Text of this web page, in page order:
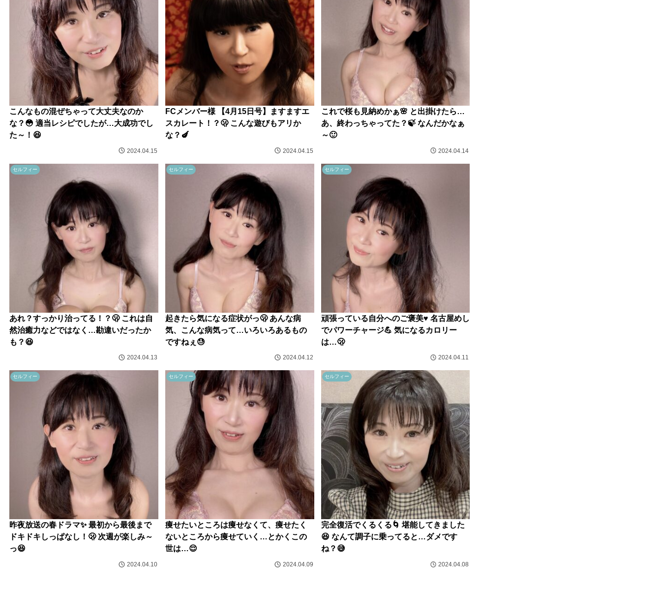
こんなもの混ぜちゃって大丈夫なのか
な？😳 適当レシピでしたが…大成功でし
た～！😆
2024.04.15
FCメンバー様 【4月15日号】ますますエ
スカレート！？🫢 こんな遊びもアリか
な？🍆
2024.04.15
これで桜も見納めかぁ🌸 と出掛けたら…
あ、終わっちゃってた？🍃 なんだかなぁ
～🙂
2024.04.14
セルフィー
あれ？すっかり治ってる！？🫢 これは自
然治癒力などではなく…勘違いだったか
も？😆
2024.04.13
セルフィー
起きたら気になる症状がっ🫢 あんな病
気、こんな病気って…いろいろあるもの
ですねぇ😓
2024.04.12
セルフィー
頑張っている自分へのご褒美♥️ 名古屋めし
でパワーチャージ💪 気になるカロリー
は…🫢
2024.04.11
セルフィー
昨夜放送の春ドラマ✨ 最初から最後まで
ドキドキしっぱなし！🫢 次週が楽しみ～
っ😆
2024.04.10
セルフィー
痩せたいところは痩せなくて、痩せたく
ないところから痩せていく…とかくこの
世は…😌
2024.04.09
セルフィー
完全復活でくるくる🌀 堪能してきました
😆 なんて調子に乗ってると…ダメです
ね？😅
2024.04.08